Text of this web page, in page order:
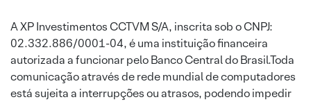
A XP Investimentos CCTVM S/A, inscrita sob o CNPJ:
02.332.886/0001-04, é uma instituição financeira
autorizada a funcionar pelo Banco Central do Brasil.Toda
comunicação através de rede mundial de computadores
está sujeita a interrupções ou atrasos, podendo impedir